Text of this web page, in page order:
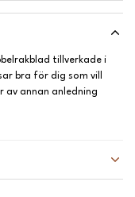
tillverkade i
bra för dig som vill
av annan anledning